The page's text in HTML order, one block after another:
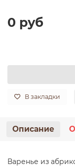
Микс
Лук репчатый
Огурцы
Киви
Облепиха
Наборы зелени
Розмарин
Соленья,
Перец
Замороженные
Молочные
Сыры
Свинина
Стейки
Рыба
Рыба соленая,
Соль, сахар, сода
Печенье весовое
Пиpожные, торты
0 руб
В закладки
Описание
Варенье из